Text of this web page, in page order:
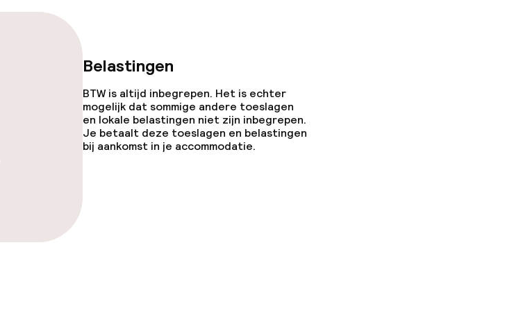
Diner à la carte
Roomservice
Belastingen
BTW is altijd inbegrepen. Het is echter
mogelijk dat sommige andere toeslagen
en lokale belastingen niet zijn inbegrepen.
Je betaalt deze toeslagen en belastingen
bij aankomst in je accommodatie.